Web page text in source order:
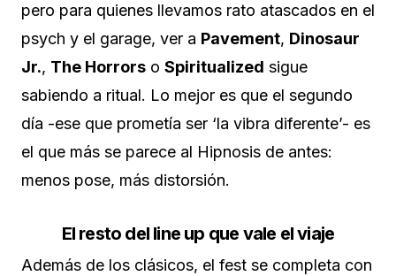
pero para quienes llevamos rato atascados en el
psych y el garage, ver a Pavement, Dinosaur
Jr., The Horrors o Spiritualized sigue
sabiendo a ritual. Lo mejor es que el segundo
día -ese que prometía ser ‘la vibra diferente’- es
el que más se parece al Hipnosis de antes:
menos pose, más distorsión.
El resto del line up que vale el viaje
Además de los clásicos, el fest se completa con